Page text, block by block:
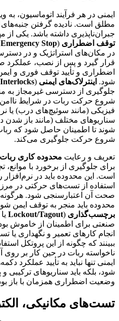
ایمنی در هر فرآیند اتوماسیون، به
مطلق است. نادیده گرفتن جنبه‌های
جبران‌ناپذیری داشته باشد. یکی از
توقف اضطراری (
Emergency Stop
در مکان‌های استراتژیک و در
قرار گیرد و پس از نصب، عملکرد
اضطراری و تأیید توقف فوری و
شود. اینترلاک‌های ایمنی (
جلوگیری از دسترسی غیرمجاز به
شروع حرکت ربات در شرایط ناامن
فیزیکی (مانند سوئیچ‌های درب) یا
سناریوهای مختلف (مانند باز
شوند تا اطمینان حاصل شود که
شروع حرکت جلوگیری می‌کند.
تعریف و رعایت محدوده کاری ربات
برای جلوگیری از برخورد با
است. این محدوده باید در
استفاده از تست‌های حرکتی در
صحت آن اعتبارسنجی شود. هرگونه
محدوده باید منجر به توقف ایمن
برچسب‌گذاری (
Lockout/Tagout یا
صنعتی برای اطمینان از خاموش
انجام کارهای تعمیر و نگهداری
ببینند که چگونه از این پروتکل
ناخواسته ربات در حین کار بر
ایمنی تنها نباید به تأیید عملکرد
شود، بلکه باید سناریوهای ترکیبی و
وضعیت اضطراری همزمان با باز
تست‌های مکانیکی،